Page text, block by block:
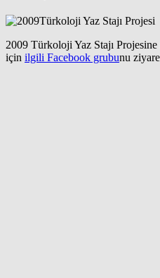
2009 Türkoloji Yaz Stajı
için ilgili Facebook grubunu